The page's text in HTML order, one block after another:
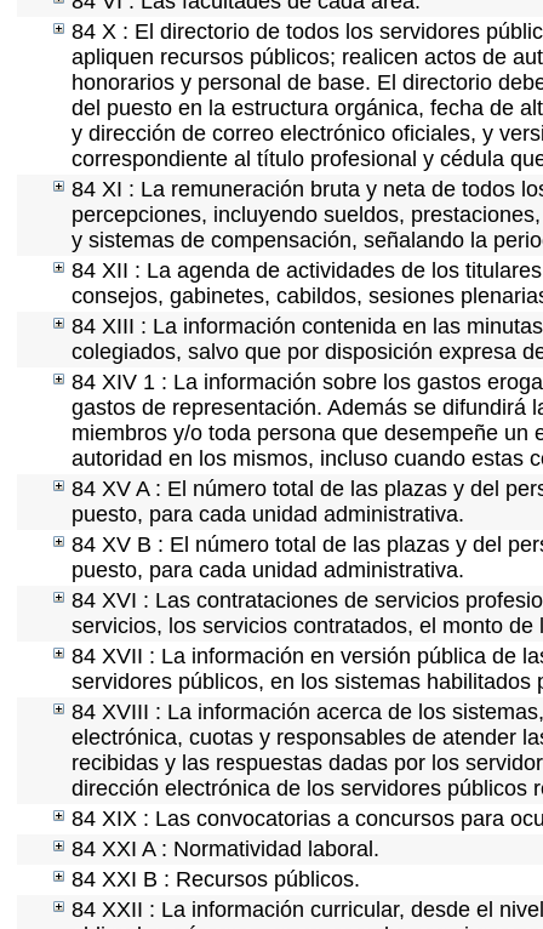
84 X : El directorio de todos los servidores
apliquen recursos públicos; realicen actos de
honorarios y personal de base. El directorio
del puesto en la estructura orgánica, fecha de
y dirección de correo electrónico oficiales, y
correspondiente al título profesional y cédula
84 XI : La remuneración bruta y neta de todos
percepciones, incluyendo sueldos,
y sistemas de compensación, señalando la
84 XII : La agenda de actividades de los
consejos, gabinetes, cabildos, sesiones
84 XIII : La información contenida en las
colegiados, salvo que por disposición expresa
84 XIV 1 : La información sobre los gastos
gastos de representación. Además se difundirá
miembros y/o toda persona que desempeñe
autoridad en los mismos, incluso cuando estas
84 XV A : El número total de las plazas y del
puesto, para cada unidad administrativa.
84 XV B : El número total de las plazas y del
puesto, para cada unidad administrativa.
84 XVI : Las contrataciones de servicios
servicios, los servicios contratados, el monto
84 XVII : La información en versión pública de
servidores públicos, en los sistemas
84 XVIII : La información acerca de los
electrónica, cuotas y responsables de atender
recibidas y las respuestas dadas por los
dirección electrónica de los servidores públicos
84 XIX : Las convocatorias a concursos para
84 XXI A : Normatividad laboral.
84 XXI B : Recursos públicos.
84 XXII : La información curricular, desde el